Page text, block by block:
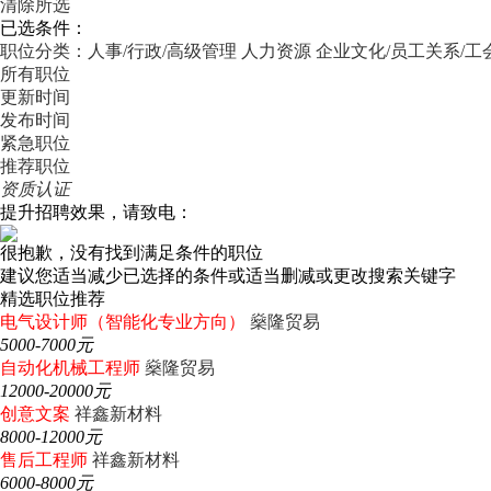
清除所选
已选条件：
职位分类：人事/行政/高级管理 人力资源 企业文化/员工关系/工
所有职位
更新时间
发布时间
紧急职位
推荐职位
资质认证
提升招聘效果，请致电：
很抱歉，没有找到满足条件的职位
建议您适当减少已选择的条件或适当删减或更改搜索关键字
精选职位推荐
电气设计师（智能化专业方向）
燊隆贸易
5000-7000元
自动化机械工程师 燊隆贸易
12000-20000元
创意文案 祥鑫新材料
8000-12000元
售后工程师 祥鑫新材料
6000-8000元